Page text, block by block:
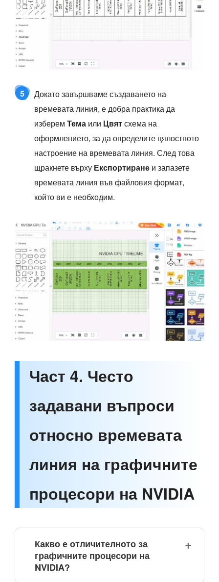
5
Докато завършваме създаването на
времевата линия, е добра практика да
изберем Тема или Цвятсхема на
оформлението, за да определите цялостното
настроение на времевата линия. След това
щракнете върху Експортиране и запазете
времевата линия във файловия формат,
който ви е необходим.
Част 4. Често
задавани въпроси
относно времевата
линия на графичните
процесори на NVIDIA
Какво е отличителното за
графичните процесори на
NVIDIA?